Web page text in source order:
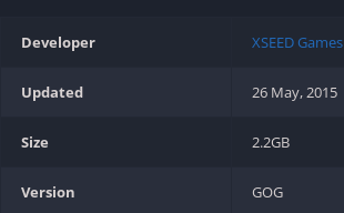
Developer XSEED Games
Updated 26 May, 2015
Size 2.2GB
Version GOG